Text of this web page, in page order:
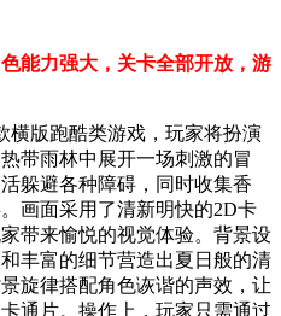
能力强大，关卡全部开放，游
横版跑酷类游戏，玩家将扮演
带雨林中展开一场刺激的冒
躲避各种障碍，同时收集香
画面采用了清新明快的2D卡
带来愉悦的视觉体验。背景设
丰富的细节营造出夏日般的清
旋律搭配角色诙谐的声效，让
通片。操作上，玩家只需通过